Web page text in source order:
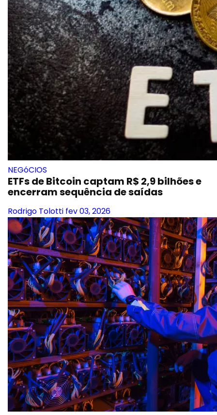
NEGóCIOS
ETFs de Bitcoin captam R$ 2,9 bilhões e
encerram sequência de saídas
Rodrigo Tolotti fev 03, 2026